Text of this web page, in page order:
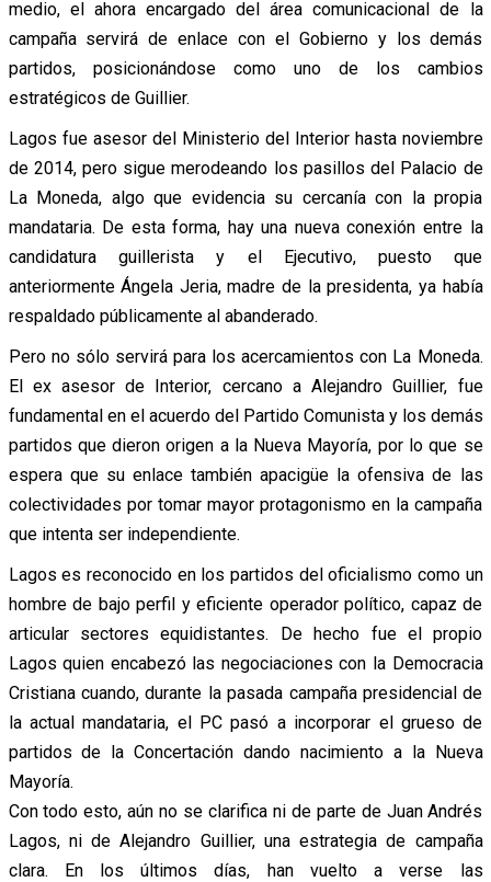
medio, el ahora encargado del área comunicacional de la
campaña servirá de enlace con el Gobierno y los demás
partidos, posicionándose como uno de los cambios
estratégicos de Guillier.
Lagos fue asesor del Ministerio del Interior hasta noviembre
de 2014, pero sigue merodeando los pasillos del Palacio de
La Moneda, algo que evidencia su cercanía con la propia
mandataria. De esta forma, hay una nueva conexión entre la
candidatura guillerista y el Ejecutivo, puesto que
anteriormente Ángela Jeria, madre de la presidenta, ya había
respaldado públicamente al abanderado.
Pero no sólo servirá para los acercamientos con La Moneda.
El ex asesor de Interior, cercano a Alejandro Guillier, fue
fundamental en el acuerdo del Partido Comunista y los demás
partidos que dieron origen a la Nueva Mayoría, por lo que se
espera que su enlace también apacigüe la ofensiva de las
colectividades por tomar mayor protagonismo en la campaña
que intenta ser independiente.
Lagos es reconocido en los partidos del oficialismo como un
hombre de bajo perfil y eficiente operador político, capaz de
articular sectores equidistantes. De hecho fue el propio
Lagos quien encabezó las negociaciones con la Democracia
Cristiana cuando, durante la pasada campaña presidencial de
la actual mandataria, el PC pasó a incorporar el grueso de
partidos de la Concertación dando nacimiento a la Nueva
Mayoría.
Con todo esto, aún no se clarifica ni de parte de Juan Andrés
Lagos, ni de Alejandro Guillier, una estrategia de campaña
clara. En los últimos días, han vuelto a verse las